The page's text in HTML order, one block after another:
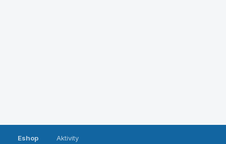
Eshop Aktivity